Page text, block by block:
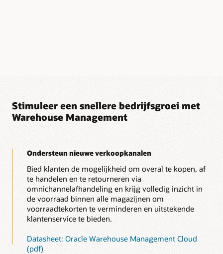
Stimuleer een snellere bedrijfsgroei met
Warehouse Management
Ondersteun nieuwe verkoopkanalen
Bied klanten de mogelijkheid om overal te kopen, af
te handelen en te retourneren via
omnichannelafhandeling en krijg volledig inzicht in
de voorraad binnen alle magazijnen om
voorraadtekorten te verminderen en uitstekende
klantenservice te bieden.
Datasheet: Oracle Warehouse Management Cloud
(pdf)